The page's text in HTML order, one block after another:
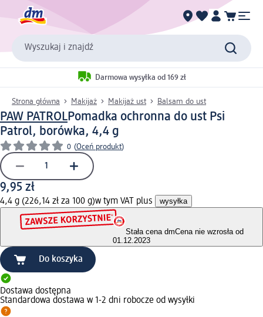
Wyszukaj i znajdź
Darmowa wysyłka od 169 zł
Strona główna Makijaż Makijaż ust Balsam do ust
PAW PATROLPomadka ochronna do ust Psi
Patrol, borówka, 4,4 g
0 (Oceń produkt)
9,95 zł
4,4 g (226,14 zł za 100 g)w tym VAT plus wysyłka
Stała cena dmCena nie wzrosła od
01.12.2023
Do koszyka
Dostawa dostępna
Standardowa dostawa w 1-2 dni robocze od wysyłki